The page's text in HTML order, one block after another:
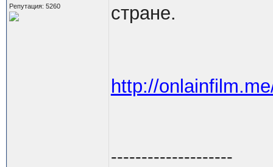
Репутация: 5260
стране.
http://
--------------------